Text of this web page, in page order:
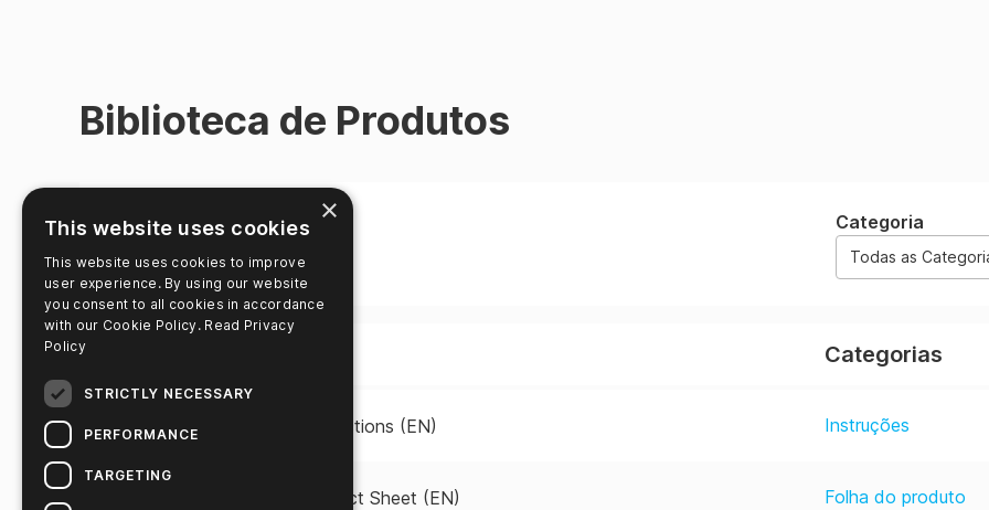
Biblioteca de Produtos
Categoria
Todas as
Categorias
5-in-1 Water Test Instructions (EN) Instruções
5-in-1 Water Test Product Sheet (EN) Folha do produto
×
This website uses cookies
This website uses cookies to improve
user experience. By using our website
you consent to all cookies in accordance
with our Cookie Policy. Read Privacy
Policy
STRICTLY NECESSARY
PERFORMANCE
TARGETING